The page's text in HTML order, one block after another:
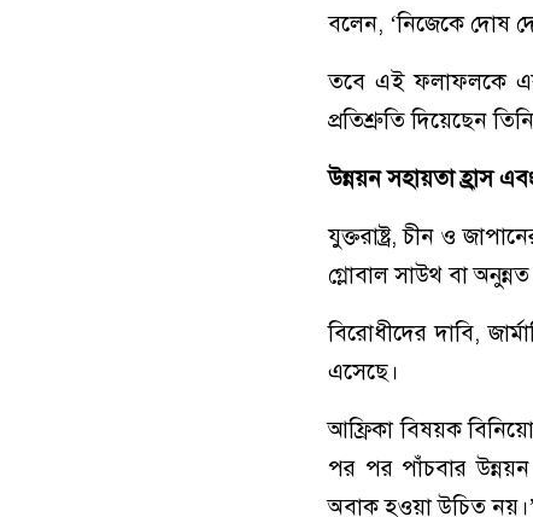
বলেন, ‘নিজেকে দোষ
তবে এই ফলাফলকে
প্রতিশ্রুতি দিয়েছেন
উন্নয়ন সহায়তা হ্রাস
যুক্তরাষ্ট্র, চীন ও
গ্লোবাল সাউথ বা
বিরোধীদের দাবি,
এসেছে।
আফ্রিকা বিষয়ক
পর পর পাঁচবার উন্নয়ন
অবাক হওয়া উচিত নয়।’